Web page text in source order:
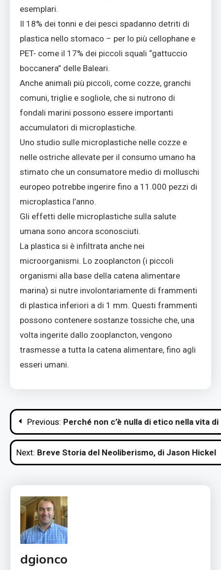
esemplari.
Il 18% dei tonni e dei pesci spadanno detriti di
plastica nello stomaco – per lo più cellophane e
PET- come il 17% dei piccoli squali “gattuccio
boccanera” delle Baleari.
Anche animali più piccoli, come cozze, granchi
comuni, triglie e sogliole, che si nutrono di
fondali marini possono essere importanti
accumulatori di microplastiche.
Uno studio sulle microplastiche nelle cozze e
nelle ostriche allevate per il consumo umano ha
stimato che un consumatore medio di molluschi
europeo potrebbe ingerire fino a 11.000 pezzi di
microplastica l’anno.
Gli effetti delle microplastiche sulla salute
umana sono ancora sconosciuti.
La plastica si è infiltrata anche nei
microorganismi. Lo zooplancton (i piccoli
organismi alla base della catena alimentare
marina) si nutre involontariamente di frammenti
di plastica inferiori a di 1 mm. Questi frammenti
possono contenere sostanze tossiche che, una
volta ingerite dallo zooplancton, vengono
trasmesse a tutta la catena alimentare, fino agli
esseri umani.
Navigazione
articoli
Previous: Perché non c’è nulla di etico nella vita
Next: Breve Storia del Neoliberismo, di Jason Hickel
dgionco